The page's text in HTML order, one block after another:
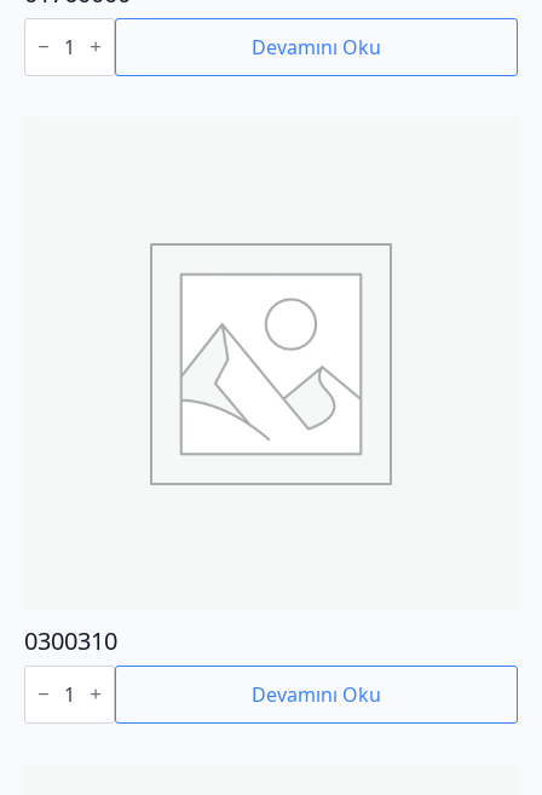
01760000
adet Devamını Oku
0300310
0300310
adet Devamını Oku